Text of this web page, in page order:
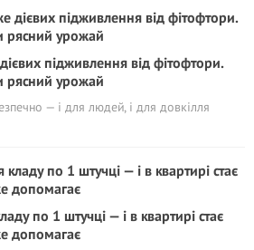
підживлення від фітофтори.
рясний урожай
— і для людей, і для довкілля
по 1 штучці — і в квартирі стає
допомагає